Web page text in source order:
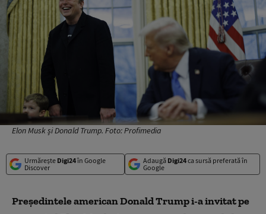
Elon Musk și Donald Trump. Foto: Profimedia
Urmărește Digi24în Google
Discover
Adaugă Digi24ca sursă preferată în
Google
Preşedintele american Donald Trump i-a invitat pe